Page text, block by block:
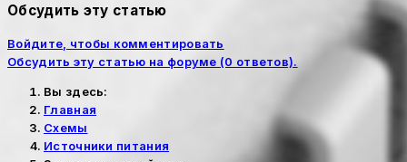
Обсудить эту статью
Войдите, чтобы комментировать
Обсудить эту статью на форуме (0 ответов).
Вы здесь:
Главная
Cхемы
Источники питания